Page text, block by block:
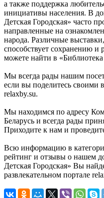
а также поддержка
инициативы населения. В
Детская Городская» часто
направленные на
народа. Различные
способствует сохранению
можете найти в «Библиотека
Мы всегда рады нашим
если вы поделитесь своими
relaxby.su.
Мы находимся по адресу
Беларусь и всегда рады
Приходите к нам и
Всю информацию в
рейтинг и отзывы о нашем
Детская Городская» Вы
развлекательном портале